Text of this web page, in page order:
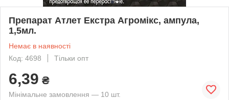
Препарат Атлет Екстра Агромікс, ампула,
1,5мл.
Немає в наявності
Код: 4698
Тільки опт
6,39 ₴
Мінімальне замовлення — 10 шт.